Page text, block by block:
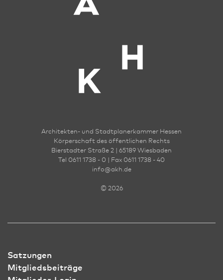
Architekten- und Stadt­planer­kammer Hessen
Körperschaft des öffentlichen Rechts
Bierstadter Straße 2 | 65189 Wies­ba­den
Tel 0611 1738 - 0 | Fax 0611 1738 - 40
info@akh.de
© 2026
Satzungen
Mitgliedsbeiträge